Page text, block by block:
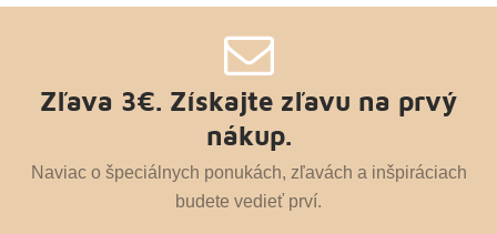
Zľava 3€. Získajte zľavu na prvý
nákup.
Naviac o špeciálnych ponukách, zľavách a inšpiráciach
budete vedieť prví.